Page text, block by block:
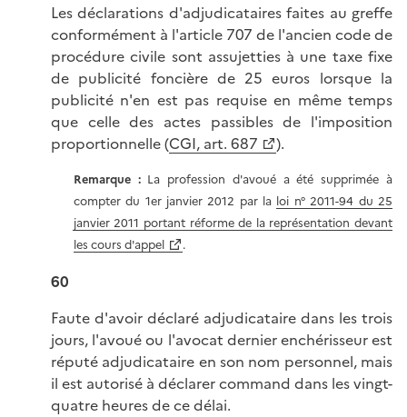
Les déclarations d'adjudicataires faites au greffe
conformément à l'article 707 de l'ancien code de
procédure civile sont assujetties à une taxe fixe
de publicité foncière de 25 euros lorsque la
publicité n'en est pas requise en même temps
que celle des actes passibles de l'imposition
proportionnelle (CGI, art. 687 ).
Remarque :La profession d'avoué a été supprimée à
compter du 1er janvier 2012 par la loi n° 2011-94 du 25
janvier 2011 portant réforme de la représentation devant
les cours d'appel
.
60
Faute d'avoir déclaré adjudicataire dans les trois
jours, l'avoué ou l'avocat dernier enchérisseur est
réputé adjudicataire en son nom personnel, mais
il est autorisé à déclarer command dans les vingt-
quatre heures de ce délai.